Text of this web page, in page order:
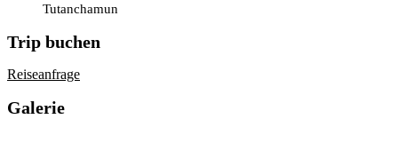
Tutanchamun
Trip buchen
Reiseanfrage
Galerie